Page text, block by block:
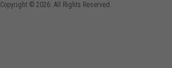
Copyright © 2026. All Rights Reserved.